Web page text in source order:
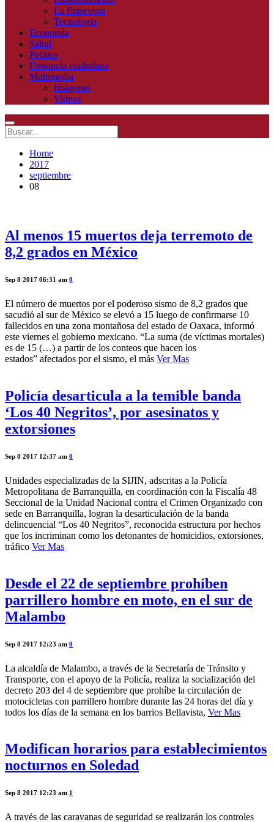
La Entrevista
Tecnologia
Economía
Salud
Política
Denuncia ciudadana
Multimedia
Imágenes
Videos
Home
2017
septiembre
08
Al menos 15 muertos deja terremoto de
8,2 grados en México
Sep 8 2017 06:31 am 0
El número de muertos por el poderoso sismo de 8,2 grados que
sacudió al sur de México se elevó a 15 luego de confirmarse 10
fallecidos en una zona montañosa del estado de Oaxaca, informó
este viernes el gobierno mexicano. “La suma (de víctimas mortales)
es de 15 (…) a partir de los conteos que hacen los
estados” afectados por el sismo, el más Ver Mas
Policía desarticula a la temible banda
‘Los 40 Negritos’, por asesinatos y
extorsiones
Sep 8 2017 12:37 am 0
Unidades especializadas de la SIJIN, adscritas a la Policía
Metropolitana de Barranquilla, en coordinación con la Fiscalía 48
Seccional de la Unidad Nacional contra el Crimen Organizado con
sede en Barranquilla, logran la desarticulación de la banda
delincuencial “Los 40 Negritos”, reconocida estructura por hechos
que los incriminan como los detonantes de homicidios, extorsiones,
tráfico Ver Mas
Desde el 22 de septiembre prohíben
parrillero hombre en moto, en el sur de
Malambo
Sep 8 2017 12:23 am 0
La alcaldía de Malambo, a través de la Secretaría de Tránsito y
Transporte, con el apoyo de la Policía, realiza la socialización del
decreto 203 del 4 de septiembre que prohíbe la circulación de
motocicletas con parrillero hombre durante las 24 horas del día y
todos los días de la semana en los barrios Bellavista, Ver Mas
Modifican horarios para establecimientos
nocturnos en Soledad
Sep 8 2017 12:23 am 1
A través de las caravanas de seguridad se realizarán los controles